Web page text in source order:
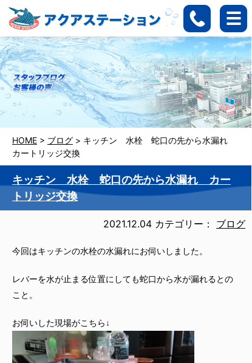
HOME > ブログ > キッチン 水栓 蛇口の先から水漏れ
カートリッジ交換
キッチン 水栓 蛇口の先から水漏れ カー
トリッジ交換
2021.12.04 カテゴリー： ブログ
今回はキッチンの水栓の水漏れにお伺いしました。
レバーを水が止まる位置にしても蛇口から水が漏れるとの
こと。
お伺いした現場がこちら↓